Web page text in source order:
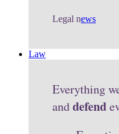
Legal news
Law
Everything
anddefend